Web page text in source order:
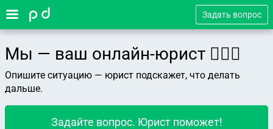
Задать вопрос
Мы — ваш онлайн-юрист 👨🏻‍⚖️
Опишите ситуацию — юрист подскажет, что делать
дальше.
Задайте вопрос. Юрист поможет!